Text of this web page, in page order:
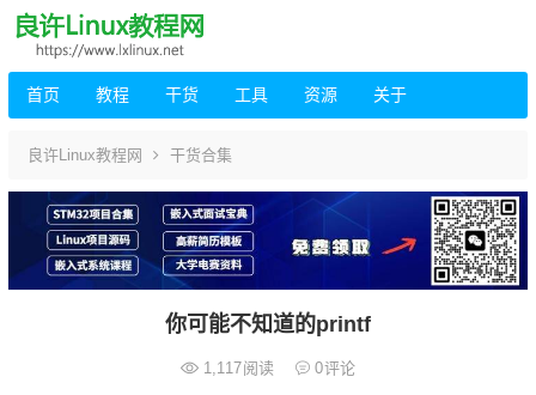
首页 教程 干货 工具 资源 关于
良许Linux教程网 干货合集
你可能不知道的printf
1,117阅读 0评论